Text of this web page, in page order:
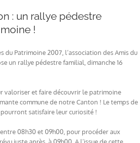
: un rallye pédestre
!
du Patrimoine 2007, l’association des Amis du
un rallye pédestre familial, dimanche 16
valoriser et faire découvrir le patrimoine
commune de notre Canton ! Le temps de
satisfaire leur curiosité !
08h30 et 09h00, pour procéder aux